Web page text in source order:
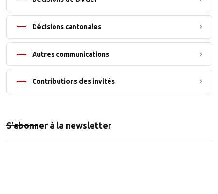
Décisions cantonales
Autres communications
Contributions des invités
S'abonner à la newsletter